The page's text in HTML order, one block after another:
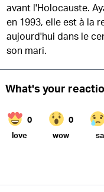
avant l'Holocauste.
en 1993, elle est à la
aujourd'hui dans le
son mari.